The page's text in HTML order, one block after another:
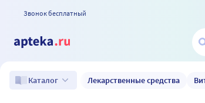
Звонок бесплатный
Каталог Лекарственные средства